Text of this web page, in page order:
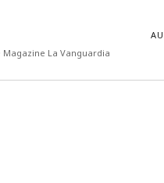
La Vanguardia